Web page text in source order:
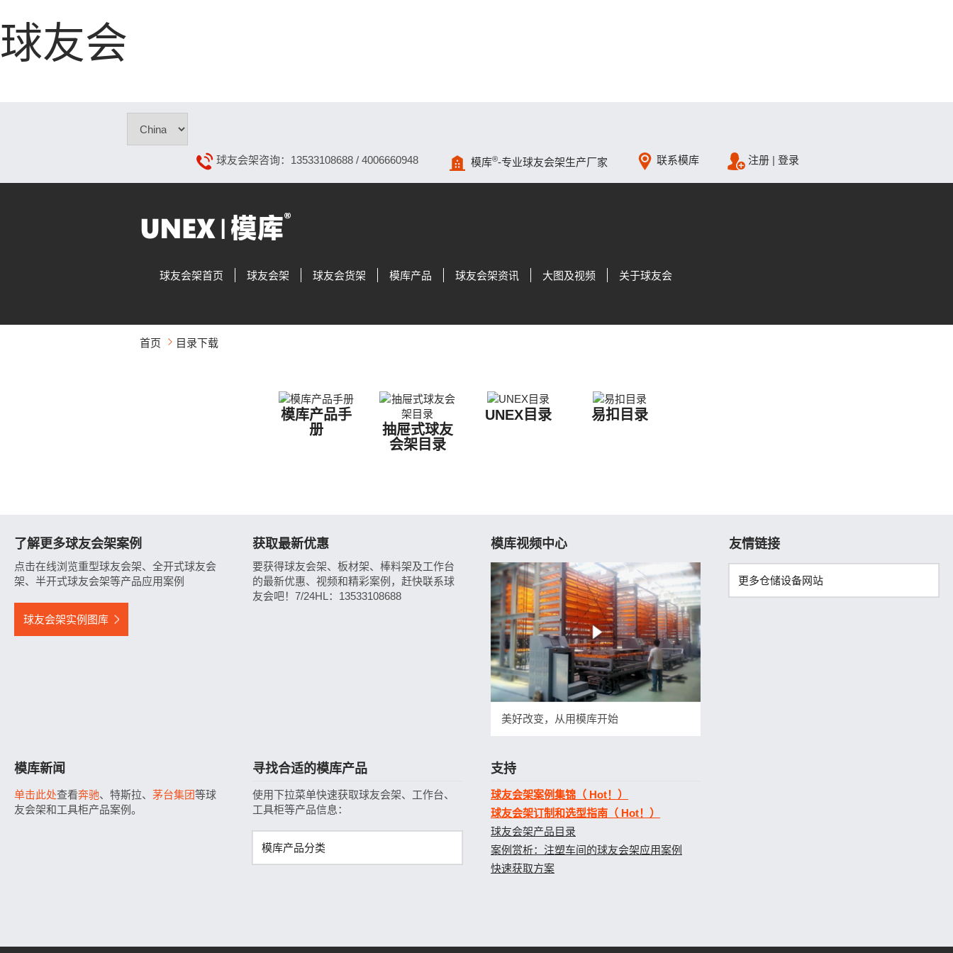
球友会
球友会架咨询：13533108688 / 4006660948 模库®-专业球友会架生产厂家 联系模库 注册 登录
球友会架首页 球友会架 球友会货架 模库产品 球友会架资讯 大图及视频 关于球友会
首页 目录下载
模库产品手
册
抽屉式球友
会架目录
UNEX目录 易扣目录
了解更多球友会架案例
点击在线浏览重型球友会架、全开式球友会
架、半开式球友会架等产品应用案例
球友会架实例图库
获取最新优惠
要获得球友会架、板材架、棒料架及工作台
的最新优惠、视频和精彩案例，赶快联系球
友会吧！7/24HL：13533108688
模库视频中心
美好改变，从用模库开始
友情链接
更多仓储设备网站
模库新闻
单击此处查看奔驰、特斯拉、 茅台集团等球
友会架和工具柜产品案例。
寻找合适的模库产品
使用下拉菜单快速获取球友会架、工作台、
工具柜等产品信息：
模库产品分类
支持
球友会架案例集锦（ Hot！）
球友会架订制和选型指南（ Hot！）
球友会架产品目录
案例赏析：注塑车间的球友会架应用案例
快速获取方案